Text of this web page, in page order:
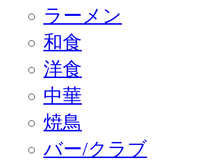
ラーメン
和食
洋食
中華
焼鳥
バー/クラブ